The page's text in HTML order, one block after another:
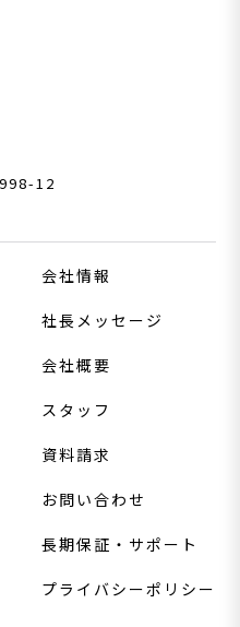
12
会社情報
社長メッセージ
会社概要
スタッフ
資料請求
お問い合わせ
長期保証・サポート
プライバシーポリシー